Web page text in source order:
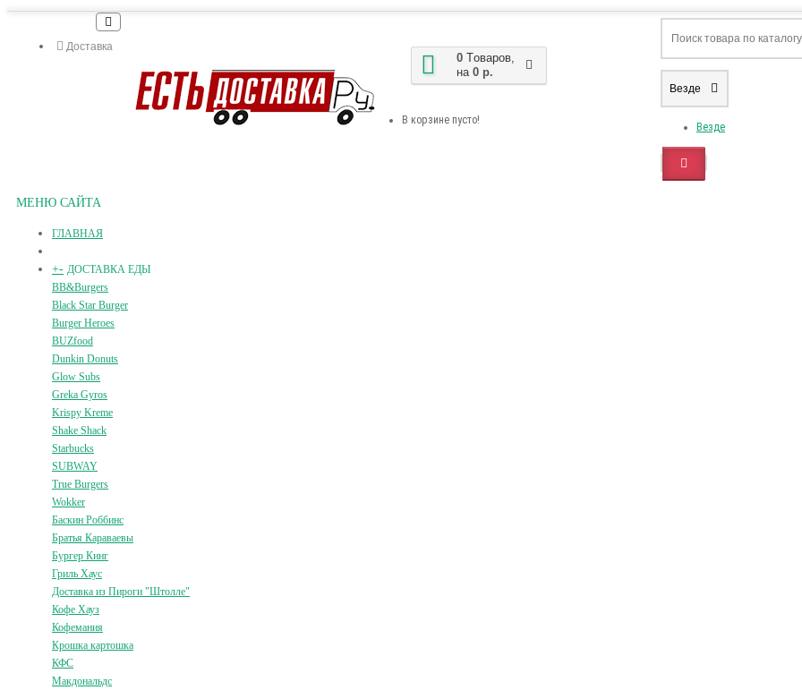
Доставка
0 Tоваров,
на 0 р.
В корзине пусто!
Везде
Везде
МЕНЮ САЙТА
ГЛАВНАЯ
+- ДОСТАВКА ЕДЫ
BB&Burgers
Black Star Burger
Burger Heroes
BUZfood
Dunkin Donuts
Glow Subs
Greka Gyros
Krispy Kreme
Shake Shack
Starbucks
SUBWAY
True Burgers
Wokker
Баскин Роббинс
Братья Караваевы
Бургер Кинг
Гриль Хаус
Доставка из Пироги "Штолле"
Кофе Хауз
Кофемания
Крошка картошка
КФС
Макдональдс